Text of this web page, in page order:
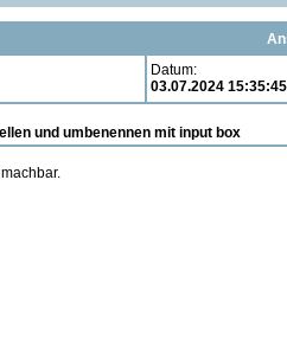
Datum:
03.07.2024 15:35:45
und umbenennen mit input box